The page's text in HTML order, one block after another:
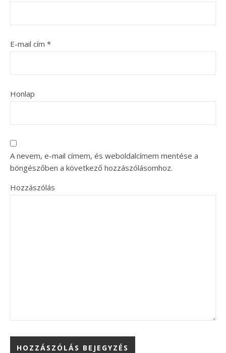
E-mail cím *
Honlap
A nevem, e-mail címem, és weboldalcímem mentése a
böngészőben a következő hozzászólásomhoz.
Hozzászólás